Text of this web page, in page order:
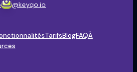
@keyqo.io
TarifsBlogFAQÀ